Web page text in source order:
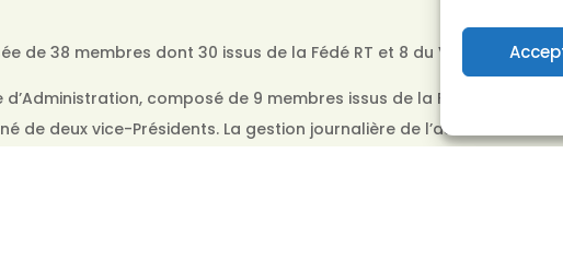
de 38 membres dont 30 issus de la Fédé RT et 8 du Verbond TS.
composé de 9 membres issus de la Fédé RT et de
de deux vice-Présidents. La gestion journalière de l’asbl est